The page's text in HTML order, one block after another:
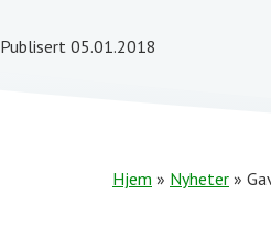
Publisert 05.01.2018
Hjem » Nyheter »